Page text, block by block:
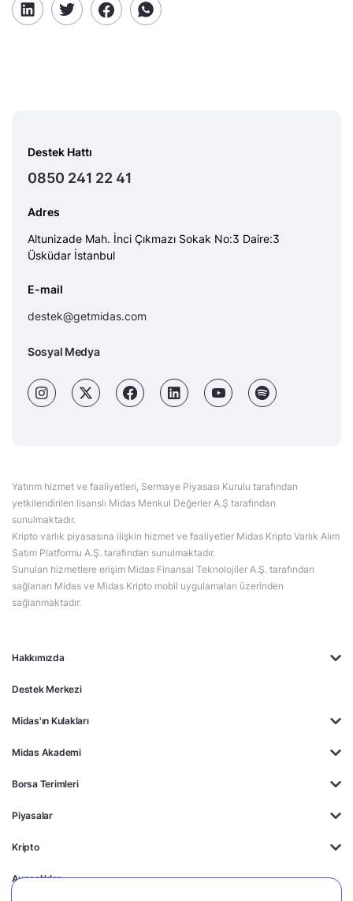
Hakkımızda
Destek Merkezi
Midas'ın Kulakları
Midas Akademi
Borsa Terimleri
Piyasalar
Kripto
Ayrıcalıklar
Destek Hattı
0850 241 22 41
Adres
Altunizade Mah. İnci Çıkmazı Sokak No:3 Daire:3
Üsküdar İstanbul
E-mail
destek@getmidas.com
Sosyal Medya
Yatırım hizmet ve faaliyetleri, Sermaye Piyasası Kurulu tarafından
yetkilendirilen lisanslı Midas Menkul Değerler A.Ş tarafından
sunulmaktadır.
Kripto varlık piyasasına ilişkin hizmet ve faaliyetler Midas Kripto Varlık Alım
Satım Platformu A.Ş. tarafından sunulmaktadır.
Sunulan hizmetlere erişim Midas Finansal Teknolojiler A.Ş. tarafından
sağlanan Midas ve Midas Kripto mobil uygulamaları üzerinden
sağlanmaktadır.